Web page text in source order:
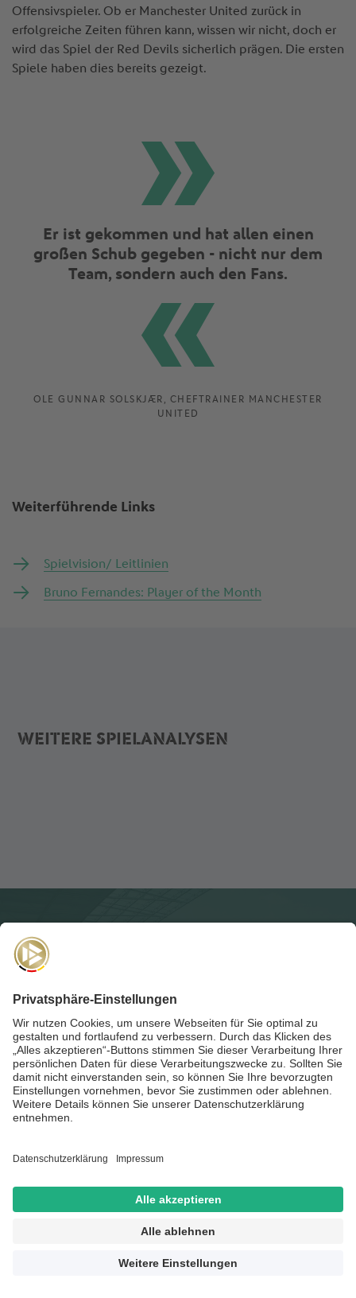
Offensivspieler. Ob er Manchester United zurück in
erfolgreiche Zeiten führen kann, wissen wir nicht, doch er
wird das Spiel der Red Devils sicherlich prägen. Die ersten
Spiele haben dies bereits gezeigt.
Er ist gekommen und hat allen einen
großen Schub gegeben - nicht nur dem
Team, sondern auch den Fans.
OLE GUNNAR SOLSKJÆR, CHEFTRAINER MANCHESTER
UNITED
Weiterführende Links
Spielvision/ Leitlinien
Bruno Fernandes: Player of the Month
WEITERE SPIELANALYSEN
NEWSLETTER
Für dieAkademie-Postanmelden und auf dem Laufenden
bleiben!